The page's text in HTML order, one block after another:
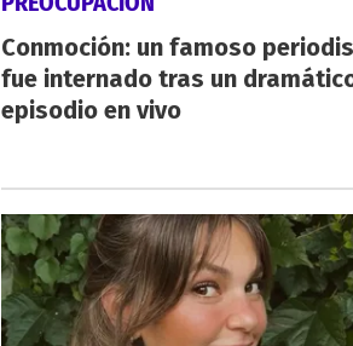
Conmoción: un famoso
fue internado tras un
episodio en vivo